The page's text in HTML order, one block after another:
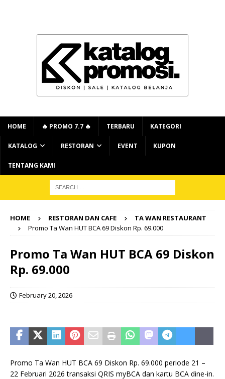
HOME 🔥 PROMO 7.7 🔥 TERBARU KATEGORI
KATALOG RESTORAN EVENT KUPON
TENTANG KAMI
HOME RESTORAN DAN CAFE
TA WAN RESTAURANT
Promo Ta Wan HUT BCA 69 Diskon Rp. 69.000
Promo Ta Wan HUT BCA 69 Diskon
Rp. 69.000
February 20, 2026
Promo Ta Wan HUT BCA 69 Diskon Rp. 69.000 periode 21 –
22 Februari 2026 transaksi QRIS myBCA dan kartu BCA dine-in.